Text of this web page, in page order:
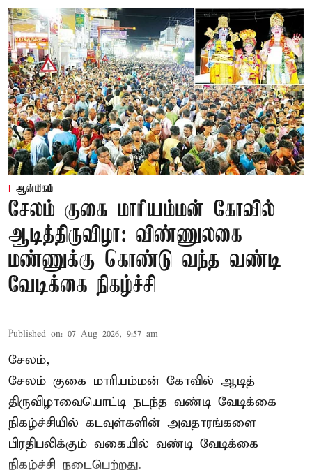
ஆன்மிகம்
சேலம் குகை மாரியம்மன் கோவில்
ஆடித்திருவிழா: விண்ணுலகை
மண்ணுக்கு கொண்டு வந்த வண்டி
வேடிக்கை நிகழ்ச்சி
Published on: 07 Aug 2026, 9:57 am
சேலம்,
சேலம் குகை மாரியம்மன் கோவில் ஆடித்
திருவிழாவையொட்டி நடந்த வண்டி வேடிக்கை
நிகழ்ச்சியில் கடவுள்களின் அவதாரங்களை
பிரதிபலிக்கும் வகையில் வண்டி வேடிக்கை
நிகழ்ச்சி நடைபெற்றது.